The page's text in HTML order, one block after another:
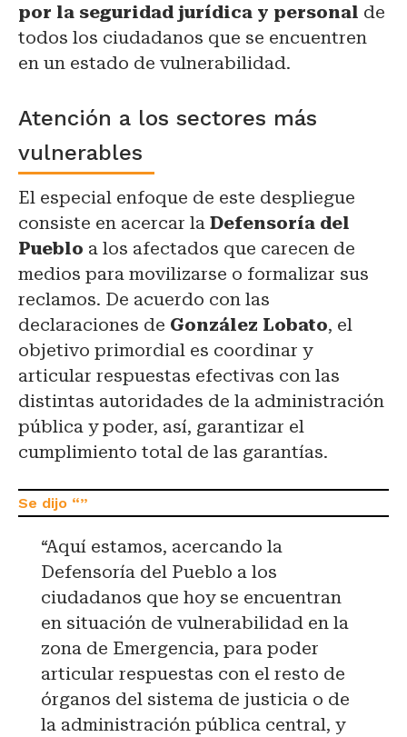
por la seguridad jurídica y personal de
todos los ciudadanos que se encuentren
en un estado de vulnerabilidad.
Atención a los sectores más
vulnerables
El especial enfoque de este despliegue
consiste en acercar la Defensoría del
Pueblo a los afectados que carecen de
medios para movilizarse o formalizar sus
reclamos. De acuerdo con las
declaraciones de González Lobato, el
objetivo primordial es coordinar y
articular respuestas efectivas con las
distintas autoridades de la administración
pública y poder, así, garantizar el
cumplimiento total de las garantías.
“Aquí estamos, acercando la
Defensoría del Pueblo a los
ciudadanos que hoy se encuentran
en situación de vulnerabilidad en la
zona de Emergencia, para poder
articular respuestas con el resto de
órganos del sistema de justicia o de
la administración pública central, y